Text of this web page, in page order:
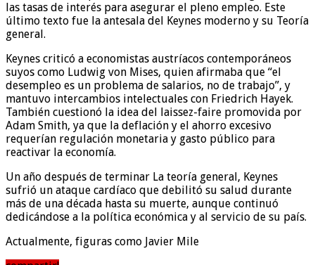
las tasas de interés para asegurar el pleno empleo. Este
último texto fue la antesala del Keynes moderno y su Teoría
general.
Keynes criticó a economistas austríacos contemporáneos
suyos como Ludwig von Mises, quien afirmaba que “el
desempleo es un problema de salarios, no de trabajo”, y
mantuvo intercambios intelectuales con Friedrich Hayek.
También cuestionó la idea del laissez-faire promovida por
Adam Smith, ya que la deflación y el ahorro excesivo
requerían regulación monetaria y gasto público para
reactivar la economía.
Un año después de terminar La teoría general, Keynes
sufrió un ataque cardíaco que debilitó su salud durante
más de una década hasta su muerte, aunque continuó
dedicándose a la política económica y al servicio de su país.
Actualmente, figuras como Javier Mile